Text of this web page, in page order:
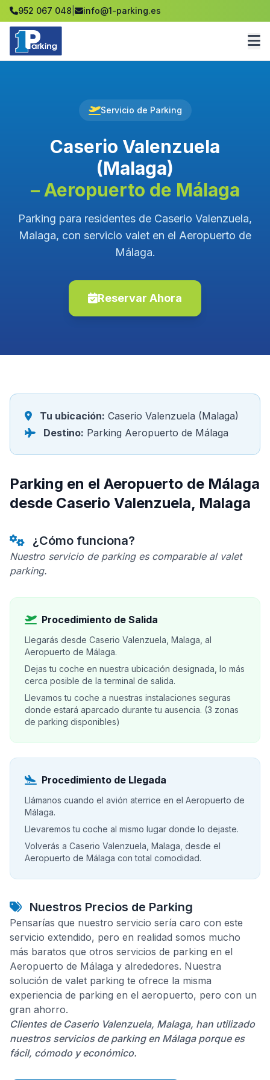
952 067 048 info@1-parking.es
Servicio de Parking
Caserio Valenzuela
(Malaga)
– Aeropuerto de Málaga
Parking para residentes de Caserio Valenzuela,
Malaga, con servicio valet en el Aeropuerto de
Málaga.
Reservar Ahora
Tu ubicación: Caserio Valenzuela (Malaga)
Destino: Parking Aeropuerto de Málaga
Parking en el Aeropuerto de Málaga
desde Caserio Valenzuela, Malaga
¿Cómo funciona?
Nuestro servicio de parking es comparable al valet
parking.
Procedimiento de Salida
Llegarás desde Caserio Valenzuela, Malaga, al
Aeropuerto de Málaga.
Dejas tu coche en nuestra ubicación designada, lo más
cerca posible de la terminal de salida.
Llevamos tu coche a nuestras instalaciones seguras
donde estará aparcado durante tu ausencia. (3 zonas
de parking disponibles)
Procedimiento de Llegada
Llámanos cuando el avión aterrice en el Aeropuerto de
Málaga.
Llevaremos tu coche al mismo lugar donde lo dejaste.
Volverás a Caserio Valenzuela, Malaga, desde el
Aeropuerto de Málaga con total comodidad.
Nuestros Precios de Parking
Pensarías que nuestro servicio sería caro con este
servicio extendido, pero en realidad somos mucho
más baratos que otros servicios de parking en el
Aeropuerto de Málaga y alrededores. Nuestra
solución de valet parking te ofrece la misma
experiencia de parking en el aeropuerto, pero con un
gran ahorro.
Clientes de Caserio Valenzuela, Malaga, han utilizado
nuestros servicios de parking en Málaga porque es
fácil, cómodo y económico.